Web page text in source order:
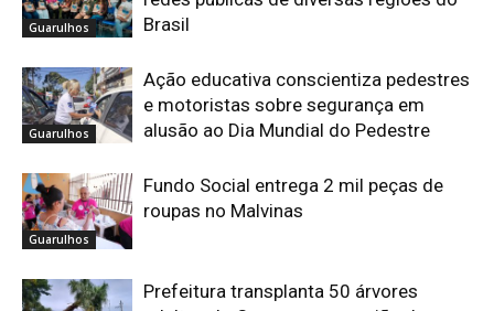
Guarulhos
Brasil
Guarulhos
Ação educativa conscientiza pedestres
e motoristas sobre segurança em
alusão ao Dia Mundial do Pedestre
Guarulhos
Fundo Social entrega 2 mil peças de
roupas no Malvinas
Prefeitura transplanta 50 árvores